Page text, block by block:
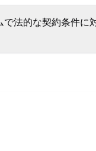
で法的な契約条件に